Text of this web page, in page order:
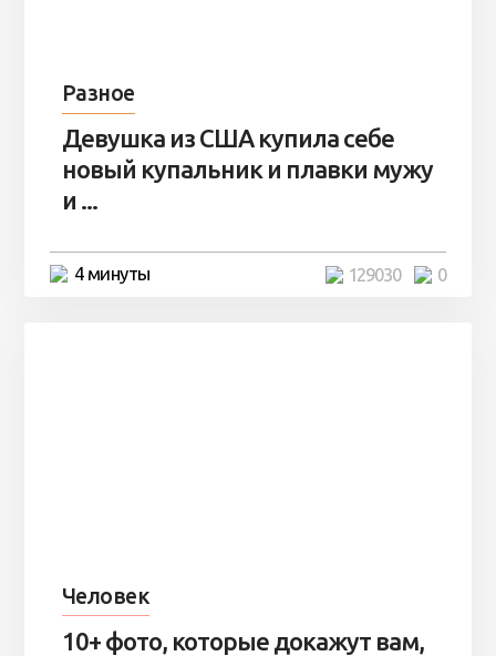
Разное
Девушка из США купила себе
новый купальник и плавки мужу
и ...
4 минуты 0
129030
Человек
10+ фото, которые докажут вам,